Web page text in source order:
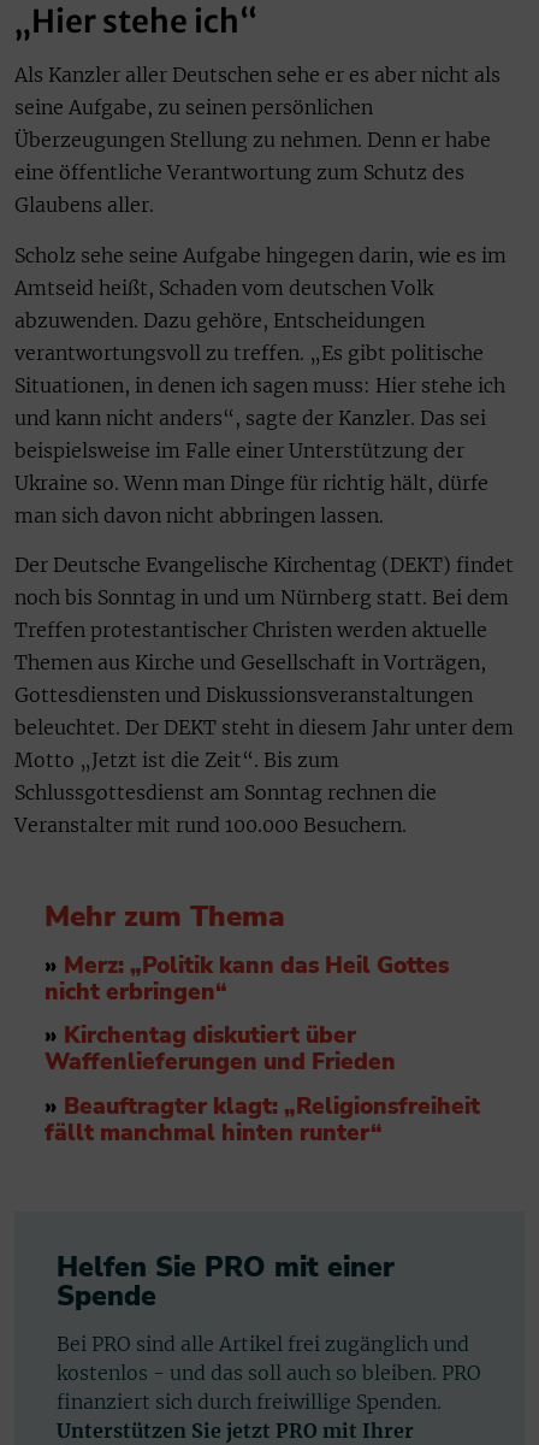
„Hier stehe ich“
Als Kanzler aller Deutschen sehe er es aber nicht als
seine Aufgabe, zu seinen persönlichen
Überzeugungen Stellung zu nehmen. Denn er habe
eine öffentliche Verantwortung zum Schutz des
Glaubens aller.
Scholz sehe seine Aufgabe hingegen darin, wie es im
Amtseid heißt, Schaden vom deutschen Volk
abzuwenden. Dazu gehöre, Entscheidungen
verantwortungsvoll zu treffen. „Es gibt politische
Situationen, in denen ich sagen muss: Hier stehe ich
und kann nicht anders“, sagte der Kanzler. Das sei
beispielsweise im Falle einer Unterstützung der
Ukraine so. Wenn man Dinge für richtig hält, dürfe
man sich davon nicht abbringen lassen.
Der Deutsche Evangelische Kirchentag (DEKT) findet
noch bis Sonntag in und um Nürnberg statt. Bei dem
Treffen protestantischer Christen werden aktuelle
Themen aus Kirche und Gesellschaft in Vorträgen,
Gottesdiensten und Diskussionsveranstaltungen
beleuchtet. Der DEKT steht in diesem Jahr unter dem
Motto „Jetzt ist die Zeit“. Bis zum
Schlussgottesdienst am Sonntag rechnen die
Veranstalter mit rund 100.000 Besuchern.
Mehr zum Thema
» Merz: „Politik kann das Heil Gottes
nicht erbringen“
» Kirchentag diskutiert über
Waffenlieferungen und Frieden
» Beauftragter klagt: „Religionsfreiheit
fällt manchmal hinten runter“
Helfen Sie PRO mit einer
Spende
Bei PRO sind alle Artikel frei zugänglich und
kostenlos - und das soll auch so bleiben. PRO
finanziert sich durch freiwillige Spenden.
Unterstützen Sie jetzt PRO mit Ihrer